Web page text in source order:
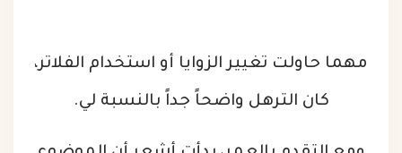
مهما حاولت تغيير الزوايا أو استخدام الفلاتر،
كان الترهل واضحاً جداً بالنسبة لي.